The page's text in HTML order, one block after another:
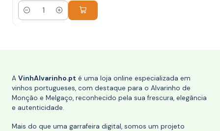
Quantidade
A VinhAlvarinho.pt é uma loja online especializada em
vinhos portugueses, com destaque para o Alvarinho de
Monção e Melgaço, reconhecido pela sua frescura, elegância
e autenticidade.
Mais do que uma garrafeira digital, somos um projeto